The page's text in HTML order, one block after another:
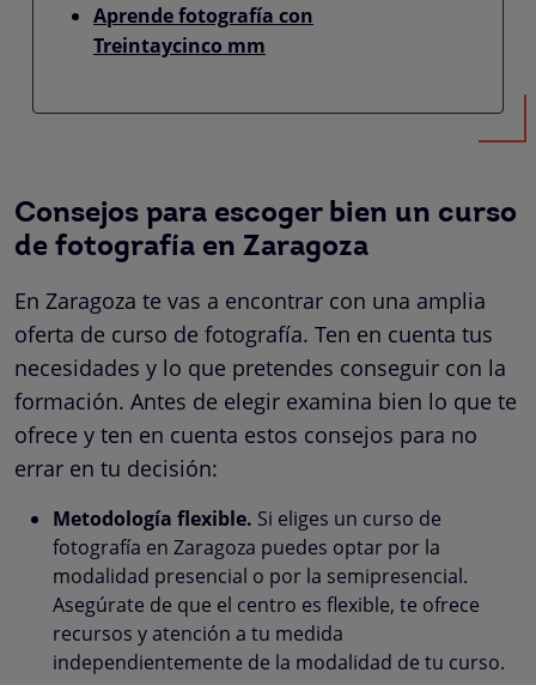
Aprende fotografía con
Treintaycinco mm
Consejos para escoger bien un curso
de fotografía en Zaragoza
En Zaragoza te vas a encontrar con una amplia
oferta de curso de fotografía. Ten en cuenta tus
necesidades y lo que pretendes conseguir con la
formación. Antes de elegir examina bien lo que te
ofrece y ten en cuenta estos consejos para no
errar en tu decisión:
Metodología flexible. Si eliges un curso de
fotografía en Zaragoza puedes optar por la
modalidad presencial o por la semipresencial.
Asegúrate de que el centro es flexible, te ofrece
recursos y atención a tu medida
independientemente de la modalidad de tu curso.